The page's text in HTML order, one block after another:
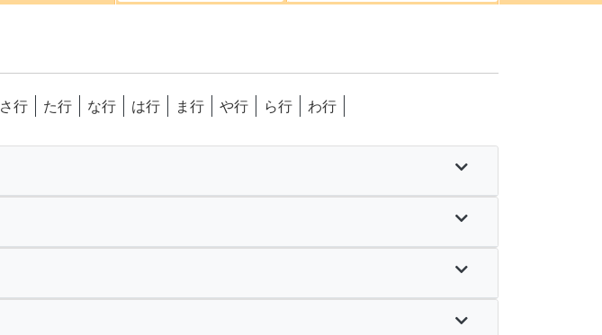
さ行 た行 な行 は行 ま行 や行 ら行 わ行